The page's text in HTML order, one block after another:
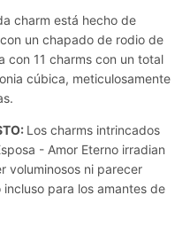
charm está hecho de
un chapado de rodio de
con 11 charms con un total
cúbica, meticulosamente
Los charms intrincados
- Amor Eterno irradian
voluminosos ni parecer
para los amantes de